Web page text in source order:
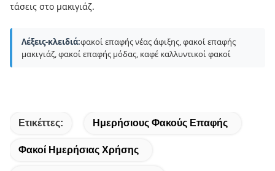
τάσεις στο μακιγιάζ.
Λέξεις-κλειδιά:φακοί επαφής νέας άφιξης, φακοί επαφής
μακιγιάζ, φακοί επαφής μόδας, καφέ καλλυντικοί φακοί
Ετικέττες: Ημερήσιους Φακούς Επαφής
Φακοί Ημερήσιας Χρήσης